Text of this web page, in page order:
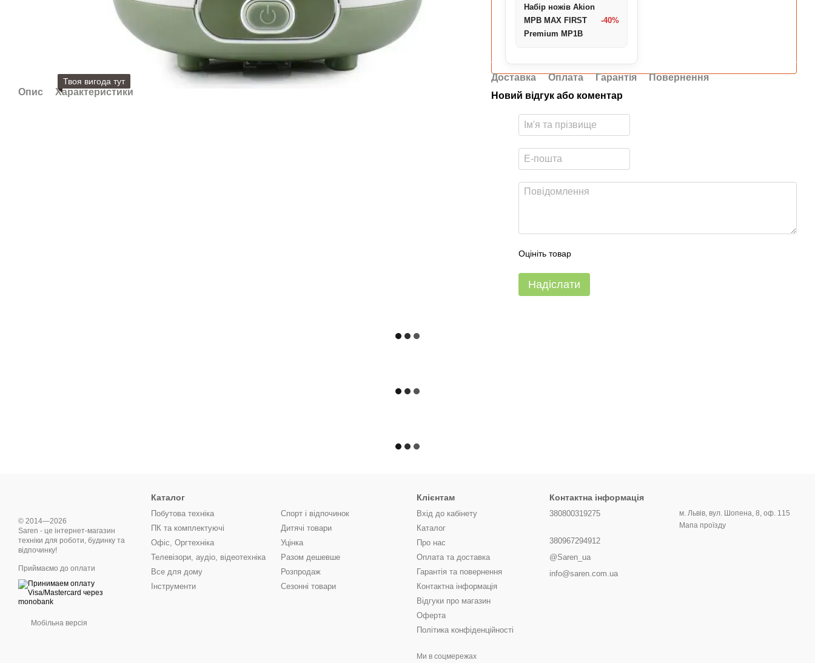
Твоя вигода тут
Опис Характеристики
Набір ножів Akion
MPB MAX FIRST
Premium MP1B
-40%
Доставка Оплата Гарантія
Повернення
Новий відгук або коментар
Оцініть товар
Надіслати
© 2014—2026
Saren - це інтернет-магазин
техніки для роботи, будинку та
відпочинку!
Приймаємо до оплати
Мобільна версія
Каталог
Побутова техніка
ПК та комплектуючі
Офіс, Оргтехніка
Телевізори, аудіо, відеотехніка
Все для дому
Інструменти
Спорт і відпочинок
Дитячі товари
Уцінка
Разом дешевше
Розпродаж
Сезонні товари
Клієнтам
Вхід до кабінету
Каталог
Про нас
Оплата та доставка
Гарантія та повернення
Контактна інформація
Відгуки про магазин
Оферта
Політика конфіденційності
Ми в соцмережах
Контактна інформація
380800319275
380967294912
@Saren_ua
info@saren.com.ua
м. Львів, вул. Шопена, 8, оф. 115
Мапа проїзду